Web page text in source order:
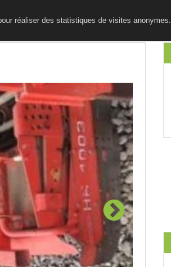
réaliser des statistiques de visites anonymes.